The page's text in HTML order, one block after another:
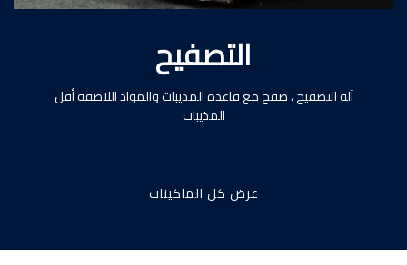
التصفيح
آلة التصفيح ، صفح مع قاعدة المذيبات والمواد اللاصقة أقل
المذيبات
عرض كل الماكينات